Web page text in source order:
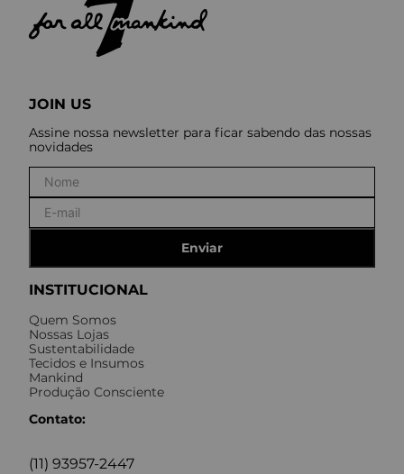
INSTITUCIONAL
Quem Somos
Nossas Lojas
Sustentabilidade
Tecidos e Insumos
Mankind
Produção Consciente
Contato:
(11) 93957-2447
JOIN US
Assine nossa newsletter para ficar sabendo das nossas
novidades
Enviar